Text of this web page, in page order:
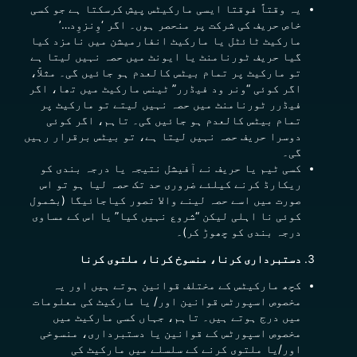
یہ وقتاً فوقتا ایسی مارکیٹس پیش کرسکتا ہے جو کسی
خاص حریف کی شرکت پر منحصر ہوں۔ اگر ‘وِنزوِد…’
مارکیٹ ٹائٹل یا مارکیٹ انفارمیشن میں نامزد کیا
گیا حریف ٹورنامنٹ یا ایونٹ میں حصہ نہیں لیتا ہے
تو مارکیٹ پر تمام بیٹس کالعدم ہو جائیں گی۔ مثلاََ،
اگر کوئی “ونر ود فیڈرر” ٹینس مارکیٹ میں تھا، اگر
فیڈرر ٹورنامنٹ میں حصہ نہیں لیتے تو مارکیٹ پر
تمام بیٹس کالعدم ہو جائیں گی۔ تاہم، اگر کوئی
دوسرا حریف حصہ نہیں لیتا ہے، تو بیٹس برقرار رہیں
گی۔
کسی ٹیم یا حریف نے آفیشل نتیجہ یا درجہ بندی کو
ریکارڈ کرنے کیلئے ضروری حد تک حصہ لیا ہو تو اس
صورت میں اسے حصہ لینے والا تصور کیاجائیگا (بشمول
کوئی نا اہلی لیکن “شروع نہیں کیا” یا اس کے مساوی
درجہ بندی کو چھوڑ کر)۔
دستبرداری کرنا، منسوخ کرنا، ملتوی کرنا
کچھ مارکیٹس کے مختلف قوانین ہوتے ہیں اور یہ
مخصوص اسپورٹس قوانین اور/ یا مارکیٹ کی معلومات
میں درج ہوتے ہیں۔ تاہم، جہاں کسی مارکیٹ میں
مخصوص اسپورٹس کے قوانین یا دستبرداری، منسوخی
اور/یا ملتوی کرنے کے سلسلے میں مارکیٹ کی